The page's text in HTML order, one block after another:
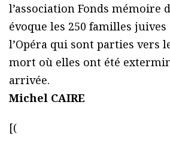
l’association Fonds mémoire
évoque les 250 familles
l’Opéra qui sont parties vers
mort où elles ont été
arrivée.
Michel CAIRE
[(